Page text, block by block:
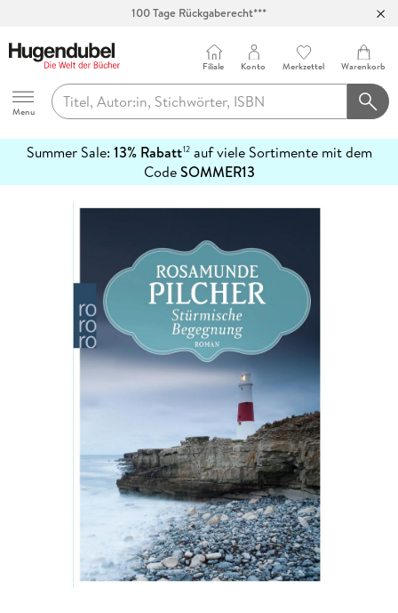
100 Tage Rückgaberecht***
Hugendubel
Menu
Filiale Konto Merkzettel Warenkorb
Summer Sale: 13% Rabatt12auf viele Sortimente mit dem
CodeSOMMER13
erfahren